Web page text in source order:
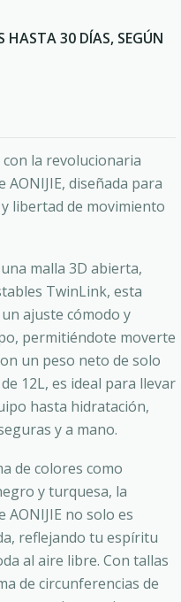
HASTA 30 DÍAS, SEGÚN
la revolucionaria
AONIJIE, diseñada para
libertad de movimiento
malla 3D abierta,
TwinLink, esta
ajuste cómodo y
permitiéndote moverte
un peso neto de solo
12L, es ideal para llevar
hasta hidratación,
y a mano.
de colores como
y turquesa, la
AONIJIE no solo es
reflejando tu espíritu
al aire libre. Con tallas
de circunferencias de